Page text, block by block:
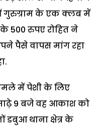
गुरुग्राम के एक क्लब में
के 500 रुपए रोहित ने
पैसे वापस मांग रहा
में पेशी के लिए
9 बजे वह आकाश को
थाना क्षेत्र के